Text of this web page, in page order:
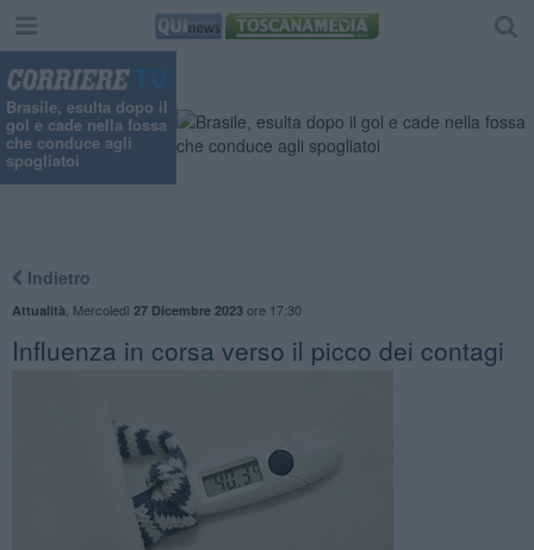
Brasile, esulta dopo il
gol e cade nella fossa
che conduce agli
spogliatoi
Indietro
Attualità Mercoledì 27 Dicembre 2023ore 17:30
Influenza in corsa verso il picco dei contagi